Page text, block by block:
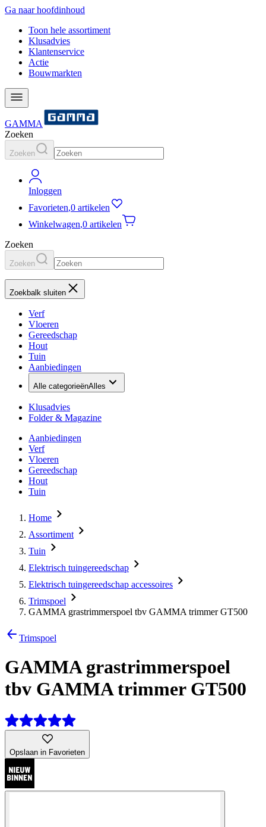
Ga naar hoofdinhoud
Toon hele assortiment
Klusadvies
Klantenservice
Actie
Bouwmarkten
GAMMA
Zoeken
Zoeken
Inloggen
Favorieten,0 artikelen
Winkelwagen,0 artikelen
Zoeken
Zoeken
Zoekbalk sluiten
Verf
Vloeren
Gereedschap
Hout
Tuin
Aanbiedingen
Alle categorieënAlles
Klusadvies
Folder & Magazine
Aanbiedingen
Verf
Vloeren
Gereedschap
Hout
Tuin
Home
Assortiment
Tuin
Elektrisch tuingereedschap
Elektrisch tuingereedschap accessoires
Trimspoel
GAMMA grastrimmerspoel tbv GAMMA trimmer GT500
Trimspoel
GAMMA grastrimmerspoel
tbv GAMMA trimmer GT500
Opslaan in Favorieten